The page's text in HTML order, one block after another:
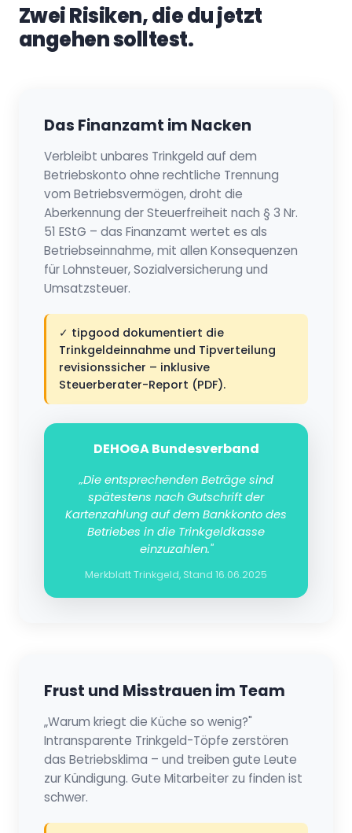
Zwei Risiken, die du jetzt
angehen solltest.
Das Finanzamt im Nacken
Verbleibt unbares Trinkgeld auf dem
Betriebskonto ohne rechtliche Trennung
vom Betriebsvermögen, droht die
Aberkennung der Steuerfreiheit nach § 3 Nr.
51 EStG – das Finanzamt wertet es als
Betriebseinnahme, mit allen Konsequenzen
für Lohnsteuer, Sozialversicherung und
Umsatzsteuer.
✓ tipgood dokumentiert die
Trinkgeldeinnahme und Tipverteilung
revisionssicher – inklusive
Steuerberater-Report (PDF).
DEHOGA Bundesverband
„Die entsprechenden Beträge sind
spätestens nach Gutschrift der
Kartenzahlung auf dem Bankkonto des
Betriebes in die Trinkgeldkasse
einzuzahlen."
Merkblatt Trinkgeld, Stand 16.06.2025
Frust und Misstrauen im Team
„Warum kriegt die Küche so wenig?"
Intransparente Trinkgeld-Töpfe zerstören
das Betriebsklima – und treiben gute Leute
zur Kündigung. Gute Mitarbeiter zu finden ist
schwer.